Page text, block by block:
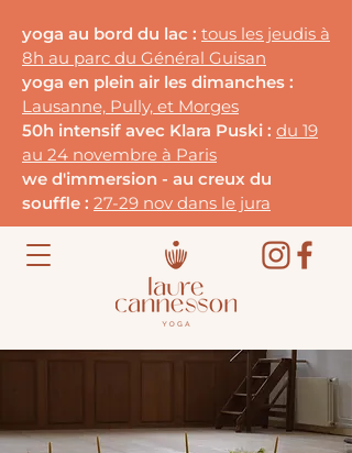
yoga au bord du lac : tous les jeudis à
8h au parc du Général Guisan
yoga en plein air les dimanches :
Lausanne, Pully, et Morges
50h intensif avec Klara Puski : du 19
au 24 novembre à Paris
we d'immersion - au creux du
souffle : 27-29 nov dans le jura